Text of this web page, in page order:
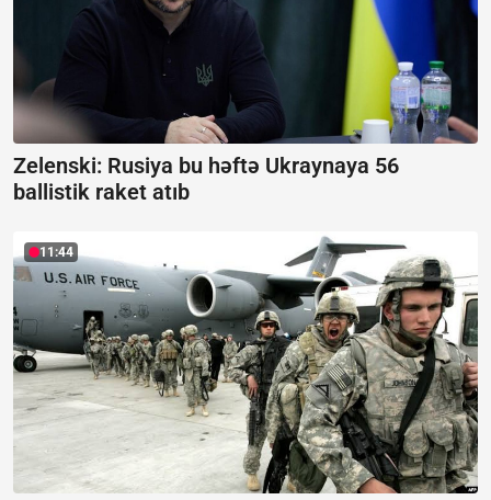
Zelenski: Rusiya bu həftə Ukraynaya 56
ballistik raket atıb
11:44